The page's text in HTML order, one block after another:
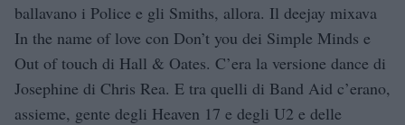
ballavano i Police e gli Smiths, allora. Il deejay mixava
In the name of love con Don’t you dei Simple Minds e
Out of touch di Hall & Oates. C’era la versione dance di
Josephine di Chris Rea. E tra quelli di Band Aid c’erano,
assieme, gente degli Heaven 17 e degli U2 e delle